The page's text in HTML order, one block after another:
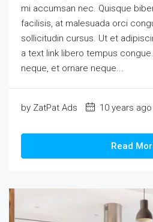
mi accumsan nec. Quisque
facilisis, at malesuada orci
sollicitudin cursus. Ut et
a text link libero tempus
neque, et ornare neque...
by ZatPat Ads 10 years ago
Read